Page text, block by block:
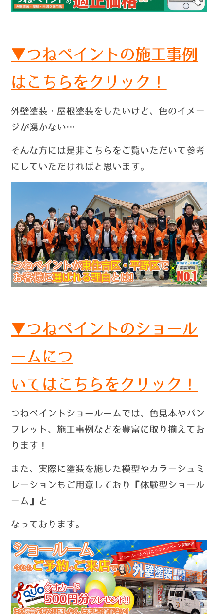
▼つねペイントの施工事例
はこちらをクリック！
外壁塗装・屋根塗装をしたいけど、色のイメー
ジが湧かない…
そんな方には是非こちらをご覧いただいて参考
にしていただければと思います。
▼つねペイントのショール
ームにつ
いては こちらをクリック！
つねペイントショールームでは、色見本やパン
フレット、施工事例などを豊富に取り揃えてお
ります！
また、実際に塗装を施した模型やカラーシュミ
レーションもご用意しており『体験型ショール
ーム』と
なっております。